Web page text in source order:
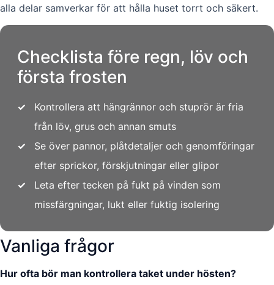
alla delar samverkar för att hålla huset torrt och säkert.
Checklista före regn, löv och
första frosten
✓
Kontrollera att hängrännor och stuprör är fria
från löv, grus och annan smuts
✓
Se över pannor, plåtdetaljer och genomföringar
efter sprickor, förskjutningar eller glipor
✓
Leta efter tecken på fukt på vinden som
missfärgningar, lukt eller fuktig isolering
Vanliga frågor
Hur ofta bör man kontrollera taket under hösten?